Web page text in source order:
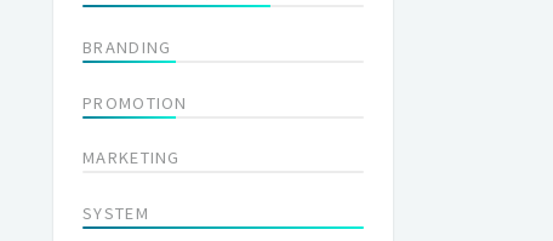
BRANDING
PROMOTION
MARKETING
SYSTEM